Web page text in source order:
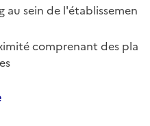
au sein de l'établissemen
comprenant des pla